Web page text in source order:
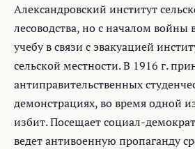
Александровский институт
лесоводства, но с началом войны
учебу в связи с эвакуацией
сельской местности. В 1916 г.
антиправительственных
демонстрациях, во время одной
избит. Посещает социал-
ведет антивоенную пропаганду